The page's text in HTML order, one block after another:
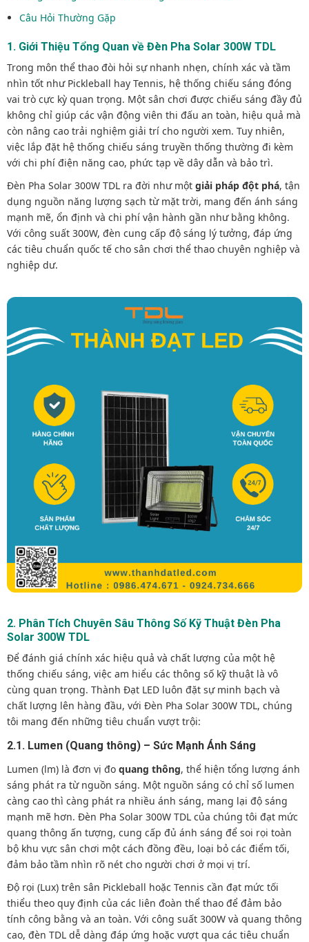
Câu Hỏi Thường Gặp
1. Giới Thiệu Tổng Quan về Đèn Pha Solar 300W TDL
Trong môn thể thao đòi hỏi sự nhanh nhẹn, chính xác và tầm
nhìn tốt như Pickleball hay Tennis, hệ thống chiếu sáng đóng
vai trò cực kỳ quan trọng. Một sân chơi được chiếu sáng đầy đủ
không chỉ giúp các vận động viên thi đấu an toàn, hiệu quả mà
còn nâng cao trải nghiệm giải trí cho người xem. Tuy nhiên,
việc lắp đặt hệ thống chiếu sáng truyền thống thường đi kèm
với chi phí điện năng cao, phức tạp về dây dẫn và bảo trì.
Đèn Pha Solar 300W TDL ra đời như một giải pháp đột phá, tận
dụng nguồn năng lượng sạch từ mặt trời, mang đến ánh sáng
mạnh mẽ, ổn định và chi phí vận hành gần như bằng không.
Với công suất 300W, đèn cung cấp độ sáng lý tưởng, đáp ứng
các tiêu chuẩn quốc tế cho sân chơi thể thao chuyên nghiệp và
nghiệp dư.
2. Phân Tích Chuyên Sâu Thông Số Kỹ Thuật Đèn Pha
Solar 300W TDL
Để đánh giá chính xác hiệu quả và chất lượng của một hệ
thống chiếu sáng, việc am hiểu các thông số kỹ thuật là vô
cùng quan trọng. Thành Đạt LED luôn đặt sự minh bạch và
chất lượng lên hàng đầu, với Đèn Pha Solar 300W TDL, chúng
tôi mang đến những tiêu chuẩn vượt trội:
2.1. Lumen (Quang thông) – Sức Mạnh Ánh Sáng
Lumen (lm) là đơn vị đo quang thông, thể hiện tổng lượng ánh
sáng phát ra từ nguồn sáng. Một nguồn sáng có chỉ số lumen
càng cao thì càng phát ra nhiều ánh sáng, mang lại độ sáng
mạnh mẽ hơn. Đèn Pha Solar 300W TDL của chúng tôi đạt mức
quang thông ấn tượng, cung cấp đủ ánh sáng để soi rọi toàn
bộ khu vực sân chơi một cách đồng đều, loại bỏ các điểm tối,
đảm bảo tầm nhìn rõ nét cho người chơi ở mọi vị trí.
Độ rọi (Lux) trên sân Pickleball hoặc Tennis cần đạt mức tối
thiểu theo quy định của các liên đoàn thể thao để đảm bảo
tính công bằng và an toàn. Với công suất 300W và quang thông
cao, đèn TDL dễ dàng đáp ứng hoặc vượt qua các tiêu chuẩn